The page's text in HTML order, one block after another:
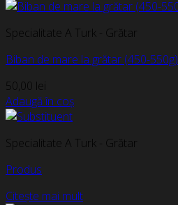
Specialitate A Turk - Grătar
Biban de mare la grătar (450-550g)
50,00 lei
Adaugă în coș
Specialitate A Turk - Grătar
Produs
Citește mai mult